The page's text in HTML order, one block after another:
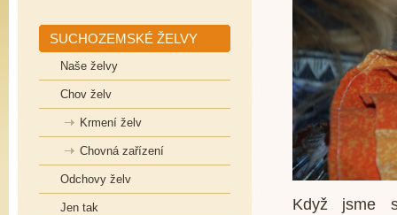
SUCHOZEMSKÉ ŽELVY
Naše želvy
Chov želv
Krmení želv
Chovná zařízení
Odchovy želv
Jen tak
Když jsme